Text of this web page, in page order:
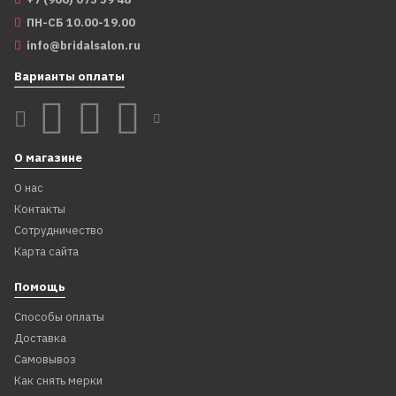
62561
Костюм невесты/
подружки невесты,
голубой лед, еврофатин
1 599
В корзину
ПН-СБ 10.00-19.00
info@bridalsalon.ru
Варианты оплаты
О магазине
О нас
Контакты
Сотрудничество
Карта сайта
Помощь
Способы оплаты
Доставка
Самовывоз
Как снять мерки